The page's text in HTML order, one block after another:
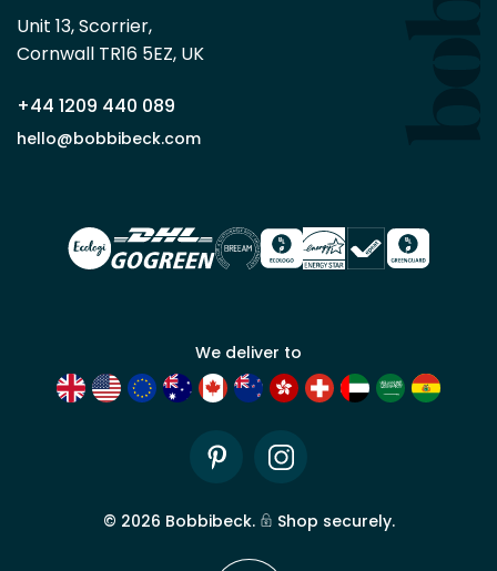
minimum
en
partenaire
commercial
Demander
un compte
Unit 13, Scorrier,
Cornwall TR16 5EZ, UK
+44 1209 440 089
hello@bobbibeck.com
We deliver to
PinterestInstagram
© 2026 Bobbibeck. Shop securely.